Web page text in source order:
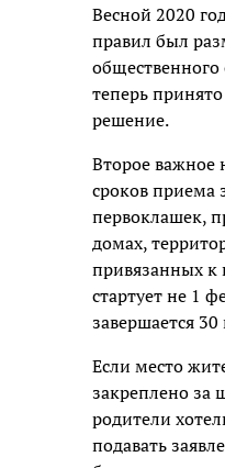
Весной 2020
правил был
теперь
решение.
Второе важное
сроков приема
первоклашек,
домах,
привязанных к
стартует не 1
завершается
Если место
закреплено за
родители
подавать